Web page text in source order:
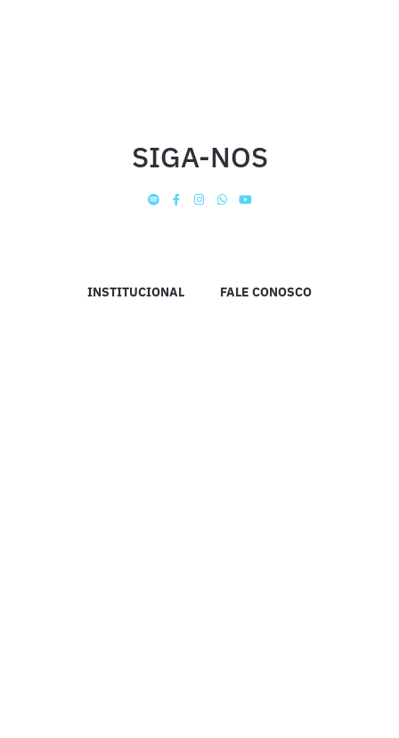
SIGA-NOS
INSTITUCIONAL FALE CONOSCO